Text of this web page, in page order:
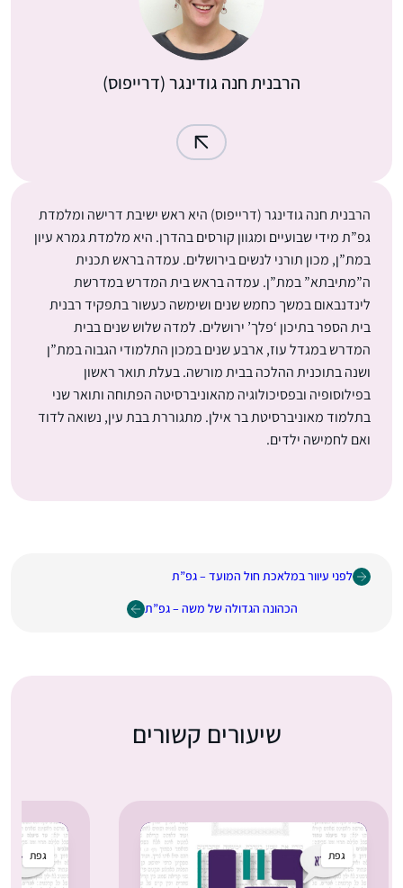
הרבנית חנה גודינגר (דרייפוס)
הרבנית חנה גודינגר (דרייפוס) היא ראש ישיבת דרישה ומלמדת
גפ”ת מידי שבועיים ומגוון קורסים בהדרן. היא מלמדת גמרא עיון
במת”ן, מכון תורני לנשים בירושלים. עמדה בראש תכנית
ה”מתיבתא” במת”ן. עמדה בראש בית המדרש במדרשת
לינדנבאום במשך כחמש שנים ושימשה כעשור בתפקיד רבנית
בית הספר בתיכון ‘פלך’ ירושלים. למדה שלוש שנים בבית
המדרש במגדל עוז, ארבע שנים במכון התלמודי הגבוה במת”ן
ושנה בתוכנית ההלכה בבית מורשה. בעלת תואר ראשון
בפילוסופיה ובפסיכולוגיה מהאוניברסיטה הפתוחה ותואר שני
בתלמוד מאוניברסיטת בר אילן. מתגוררת בבת עין, נשואה לדוד
ואם לחמישה ילדים.
לפני עיוור במלאכת חול המועד – גפ”ת
הכהונה הגדולה של משה – גפ”ת
שיעורים קשורים
גפת גפת